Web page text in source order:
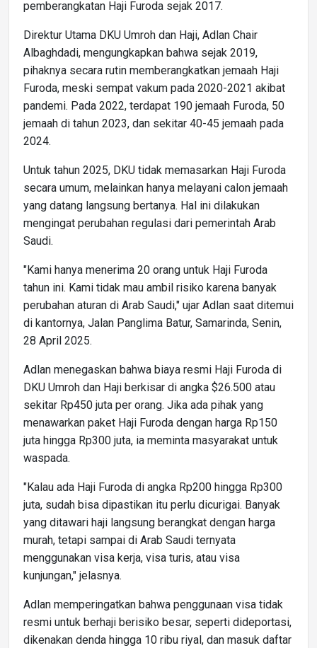
pemberangkatan Haji Furoda sejak 2017.
Direktur Utama DKU Umroh dan Haji, Adlan Chair
Albaghdadi, mengungkapkan bahwa sejak 2019,
pihaknya secara rutin memberangkatkan jemaah Haji
Furoda, meski sempat vakum pada 2020-2021 akibat
pandemi. Pada 2022, terdapat 190 jemaah Furoda, 50
jemaah di tahun 2023, dan sekitar 40-45 jemaah pada
2024.
Untuk tahun 2025, DKU tidak memasarkan Haji Furoda
secara umum, melainkan hanya melayani calon jemaah
yang datang langsung bertanya. Hal ini dilakukan
mengingat perubahan regulasi dari pemerintah Arab
Saudi.
"Kami hanya menerima 20 orang untuk Haji Furoda
tahun ini. Kami tidak mau ambil risiko karena banyak
perubahan aturan di Arab Saudi," ujar Adlan saat ditemui
di kantornya, Jalan Panglima Batur, Samarinda, Senin,
28 April 2025.
Adlan menegaskan bahwa biaya resmi Haji Furoda di
DKU Umroh dan Haji berkisar di angka $26.500 atau
sekitar Rp450 juta per orang. Jika ada pihak yang
menawarkan paket Haji Furoda dengan harga Rp150
juta hingga Rp300 juta, ia meminta masyarakat untuk
waspada.
"Kalau ada Haji Furoda di angka Rp200 hingga Rp300
juta, sudah bisa dipastikan itu perlu dicurigai. Banyak
yang ditawari haji langsung berangkat dengan harga
murah, tetapi sampai di Arab Saudi ternyata
menggunakan visa kerja, visa turis, atau visa
kunjungan," jelasnya.
Adlan memperingatkan bahwa penggunaan visa tidak
resmi untuk berhaji berisiko besar, seperti dideportasi,
dikenakan denda hingga 10 ribu riyal, dan masuk daftar